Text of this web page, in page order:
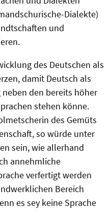
Dialekte)
und
des Deutschen als
damit Deutsch als
den bereits höher
stehen könne.
des Gemüts
so würde unter
sein, wie allerhand
annehmliche
verfertigt werden
Bereich
es sey keine Sprache